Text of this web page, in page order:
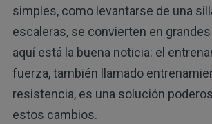
simples, como levantarse de una
escaleras, se convierten en
aquí está la buena noticia: el
fuerza, también llamado
resistencia, es una solución
estos cambios.